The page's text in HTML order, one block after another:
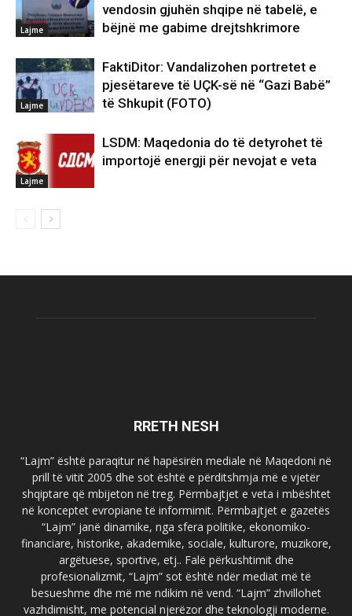
Lajme
vendosin gjuhën shqipe në tabelë, e
bëjnë me gabime drejtshkrimore
Lajme
FaktiDitor: Vandalizohen portretet e
pjesëtareve të UÇK-së në “Gazi Babë”
të Shkupit (FOTO)
Lajme
LSDM: Maqedonia do të detyrohet të
importojë energji për nevojat e veta
RRETH NESH
“Lajm” është paraqitur në hapësirën mediale në Maqedoni në
prill të vitit 2005 dhe sot është e përditshmja më e vjetër
shqiptare që mbijeton në treg. Përmbajtjet e veta i mbështet
në konceptet evropiane të informimit. Përmbajtjet e gazetës
“Lajm” janë dinamike, nga sfera politike, ekonomiko-
financiare, historike, akademike, sociale, kulturore, muzikore,
argëtuese, sportive, etj.. Falë përkushtimit dhe
profesionalizmit, “Lajm” sot është ndër mediat më të
besueshme dhe më me ndikim në vend. “Lajm” zhvillohet
vazhdimisht, me potencial njerëzor dhe teknologji moderne.